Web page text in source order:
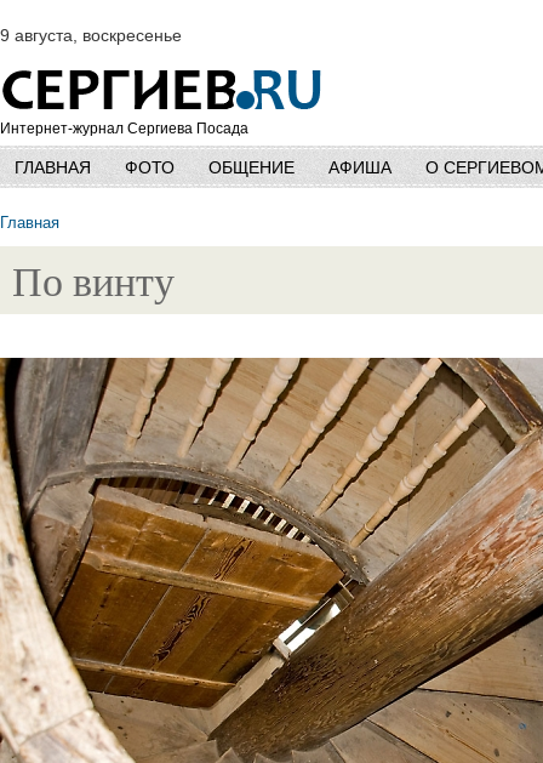
9 августа, воскресенье
Интернет-журнал Сергиева Посада
ГЛАВНАЯ ФОТО ОБЩЕНИЕ АФИША О
Главная
По винту